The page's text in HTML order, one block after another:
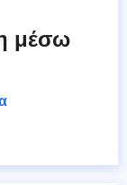
μέσω